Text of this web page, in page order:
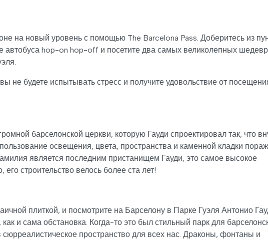
на новый уровень с помощью The Barcelona Pass. Доберитесь из
автобуса hop-on hop-off и посетите два самых великолепных
не будете испытывать стресс и получите удовольствие от
барселонской церкви, которую Гауди спроектировал так, что
освещения, цвета, пространства и каменной кладки
является последним пристанищем Гауди, это самое высокое
строительство велось более ста лет!
плиткой, и посмотрите на Барселону в Парке Гуэля Антонио
и сама обстановка. Когда-то это был стильный парк для
сюрреалистическое пространство для всех нас. Драконы, фонтаны и